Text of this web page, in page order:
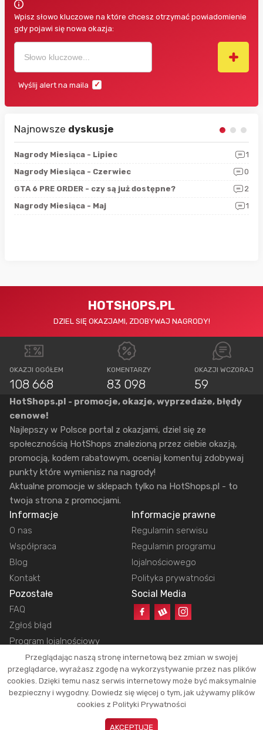
Wpisz słowo kluczowe na które chcesz otrzymać powiadomienie
gdy pojawi się nowa okazja:
Wyślij alert na maila
Najnowsze dyskusje
Nagrody Miesiąca - Lipiec
1
Nagrody Miesiąca - Czerwiec
0
GTA 6 PRE ORDER - czy są już dostępne?
2
Nagrody Miesiąca - Maj
1
HOTSHOPS.PL
DZIEL SIĘ OKAZJAMI, ZDOBYWAJ NAGRODY!
OKAZJI OGÓŁEM
108 668
KOMENTARZY
83 098
OKAZJI WCZORAJ
59
HotShops.pl - promocje, okazje, wyprzedaże, błędy
cenowe!
Najlepszy w Polsce portal z okazjami, dziel się ze
społecznością HotShops znalezioną przez ciebie okazją,
promocją, kodem rabatowym, oceniaj komentuj zdobywaj
punkty które wymienisz na nagrody!
Aktualne promocje w sklepach tylko na HotShops.pl - to
twoja strona z promocjami.
Informacje
O nas
Współpraca
Blog
Kontakt
Informacje prawne
Regulamin serwisu
Regulamin programu
lojalnościowego
Polityka prywatności
Pozostałe
FAQ
Zgłoś błąd
Program lojalnościowy
Social Media
Copyright © 2026 HotShops.pl - Wszelkie prawa zastrzeżone.
Jako partnerzy możemy otrzymać prowizję za dokonanie zakupów z naszych
linków. Dzięki temu jesteśmy w stanie utrzymać działanie naszego portalu.
Okazje oraz ich atrakcyjność zależą tylko i wyłącznie od naszych
Przeglądając naszą stronę internetową bez zmian w swojej
przeglądarce, wyrażasz zgodę na wykorzystywanie przez nas plików
cookies. Dzięki temu nasz serwis internetowy może być maksymalnie
bezpieczny i wygodny. Dowiedz się więcej o tym, jak używamy plików
cookies z Polityki Prywatności
AKCEPTUJĘ